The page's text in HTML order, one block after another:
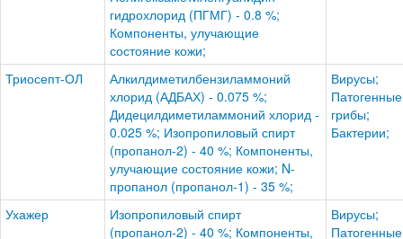
гидрохлорид (ПГМГ) - 0.8 %;
Компоненты, улучающие
состояние кожи;
Триосепт-ОЛ
Алкилдиметилбензиламмоний
хлорид (АДБАХ) - 0.075 %;
Дидецилдиметиламмоний хлорид -
0.025 %; Изопропиловый спирт
(пропанол-2) - 40 %; Компоненты,
улучающие состояние кожи; N-
пропанол (пропанол-1) - 35 %;
Вирусы;
Патогенные
грибы;
Бактерии;
Ухажер
Изопропиловый спирт
(пропанол-2) - 40 %; Компоненты,
Вирусы;
Патогенные